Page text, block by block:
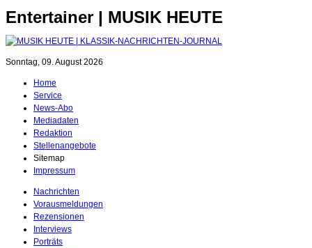
Entertainer | MUSIK HEUTE
Sonntag, 09. August 2026
Home
Service
News-Abo
Mediadaten
Redaktion
Stellenangebote
Sitemap
Impressum
Nachrichten
Vorausmeldungen
Rezensionen
Interviews
Porträts